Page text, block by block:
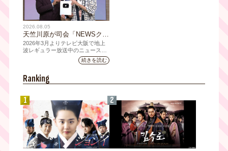
2026.08.05
天竺川原が司会「NEWSクラ
イシス」チャンネル登録者数
10万人突破！テレビ大阪の番
組史上最速記録を更新
2026年3月よりテレビ大阪で地上
波レギュラー放送中のニュース番
組「NEWSクライシス」が、この
たび2026年7月12日(日)に、
人を達成しました。
続きを読む
Ranking
1 2